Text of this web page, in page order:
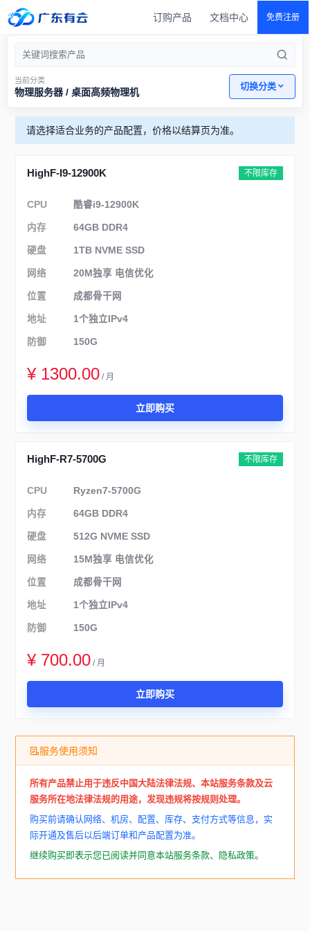
订购产品 文档中心 免费注册
当前分类
物理服务器 / 桌面高频物理机
切换分类
请选择适合业务的产品配置，价格以结算页为准。
HighF-I9-12900K 不限库存
CPU 酷睿i9-12900K
内存 64GB DDR4
硬盘 1TB NVME SSD
网络 20M独享 电信优化
位置 成都骨干网
地址 1个独立IPv4
防御 150G
¥ 1300.00 / 月
立即购买
HighF-R7-5700G 不限库存
CPU Ryzen7-5700G
内存 64GB DDR4
硬盘 512G NVME SSD
网络 15M独享 电信优化
位置 成都骨干网
地址 1个独立IPv4
防御 150G
¥ 700.00 / 月
立即购买
服务使用须知
所有产品禁止用于违反中国大陆法律法规、本站服务条款及云
服务所在地法律法规的用途，发现违规将按规则处理。
购买前请确认网络、机房、配置、库存、支付方式等信息，实
际开通及售后以后端订单和产品配置为准。
继续购买即表示您已阅读并同意本站服务条款、隐私政策。